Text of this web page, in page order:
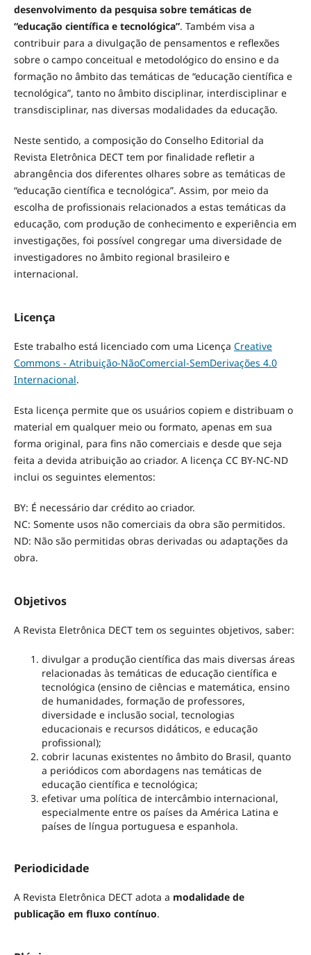
desenvolvimento da pesquisa sobre temáticas de
“educação científica e tecnológica”. Também visa a
contribuir para a divulgação de pensamentos e reflexões
sobre o campo conceitual e metodológico do ensino e da
formação no âmbito das temáticas de “educação científica e
tecnológica”, tanto no âmbito disciplinar, interdisciplinar e
transdisciplinar, nas diversas modalidades da educação.
Neste sentido, a composição do Conselho Editorial da
Revista Eletrônica DECT tem por finalidade refletir a
abrangência dos diferentes olhares sobre as temáticas de
“educação científica e tecnológica”. Assim, por meio da
escolha de profissionais relacionados a estas temáticas da
educação, com produção de conhecimento e experiência em
investigações, foi possível congregar uma diversidade de
investigadores no âmbito regional brasileiro e
internacional.
Licença
Este trabalho está licenciado com uma Licença Creative
Commons - Atribuição-NãoComercial-SemDerivações 4.0
Internacional.
Esta licença permite que os usuários copiem e distribuam o
material em qualquer meio ou formato, apenas em sua
forma original, para fins não comerciais e desde que seja
feita a devida atribuição ao criador. A licença CC BY-NC-ND
inclui os seguintes elementos:
BY: É necessário dar crédito ao criador.
NC: Somente usos não comerciais da obra são permitidos.
ND: Não são permitidas obras derivadas ou adaptações da
obra.
Objetivos
A Revista Eletrônica DECT tem os seguintes objetivos, saber:
divulgar a produção científica das mais diversas áreas
relacionadas às temáticas de educação científica e
tecnológica (ensino de ciências e matemática, ensino
de humanidades, formação de professores,
diversidade e inclusão social, tecnologias
educacionais e recursos didáticos, e educação
profissional);
cobrir lacunas existentes no âmbito do Brasil, quanto
a periódicos com abordagens nas temáticas de
educação científica e tecnológica;
efetivar uma política de intercâmbio internacional,
especialmente entre os países da América Latina e
países de língua portuguesa e espanhola.
Periodicidade
A Revista Eletrônica DECT adota a modalidade de
publicação em fluxo contínuo.